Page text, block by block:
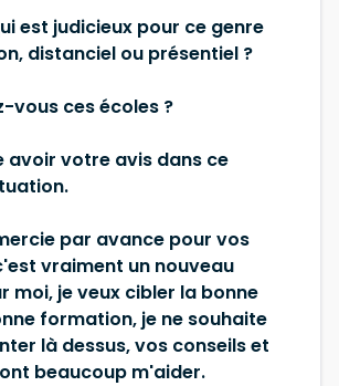
est judicieux pour ce genre
distanciel ou présentiel ?
vous ces écoles ?
avoir votre avis dans ce
par avance pour vos
vraiment un nouveau
moi, je veux cibler la bonne
formation, je ne souhaite
là dessus, vos conseils et
beaucoup m'aider.